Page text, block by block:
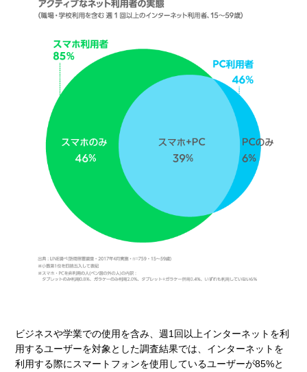
ビジネスや学業での使用を含み、週1回以上インターネットを利
用するユーザーを対象とした調査結果では、インターネットを
利用する際にスマートフォンを使用しているユーザーが85%と